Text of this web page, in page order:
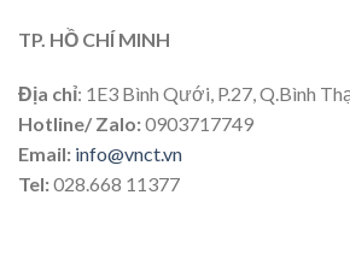
TP. HỒ CHÍ MINH
Địa chỉ: 1E3 Bình Qưới, P.27, Q.Bình
Hotline/ Zalo:0903717749
Email: info@vnct.vn
Tel:028.668 11377